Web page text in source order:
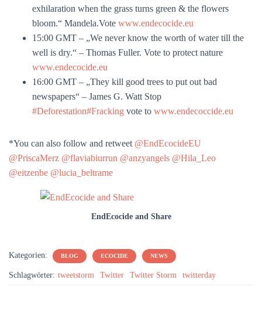
exhilaration when the grass turns green & the flowers
bloom.“ Mandela.Vote www.endecocide.eu
15:00 GMT – „We never know the worth of water till the
well is dry.“ – Thomas Fuller. Vote to protect nature
www.endecocide.eu
16:00 GMT – „They kill good trees to put out bad
newspapers“ – James G. Watt Stop
#Deforestation#Fracking vote to www.endecoccide.eu
*You can also follow and retweet @EndEcocideEU
@PriscaMerz @flaviabiurrun @anzyangels @Hila_Leo
@eitzenbe @lucia_beltrame
EndEcocide and Share
Kategorien: BLOG ECOCIDE NEWS
Schlagwörter: tweetstorm Twitter Twitter Storm twitterday